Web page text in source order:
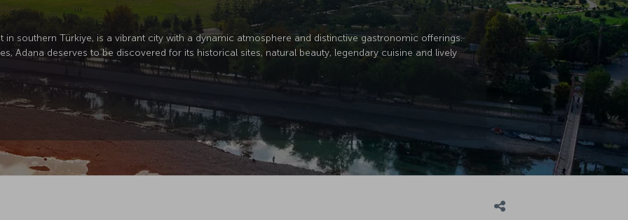
in southern Türkiye, is a vibrant city with a dynamic atmosphere and distinctive gastronomic offerings.
Adana deserves to be discovered for its historical sites, natural beauty, legendary cuisine and lively